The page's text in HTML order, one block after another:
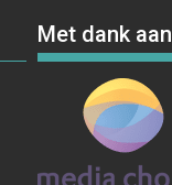
Met dank aan